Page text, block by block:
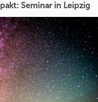
Seminar in Leipzig